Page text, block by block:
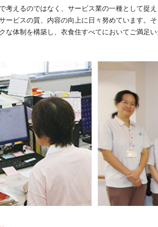
考えるのではなく、サービス業の一種として捉
ービスの質、内容の向上に日々努めています。
な体制を構築し、衣食住すべてにおいてご満足い